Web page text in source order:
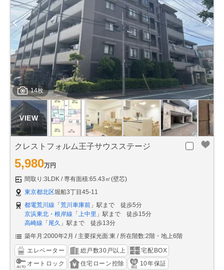
14枚
クレストフォルム王子サウスステージ
5,980万円
間取り:3LDK
専有面積:65.43㎡(壁芯)
東京都北区堀船3丁目45-11
都電荒川線 「 荒川車庫前 」駅まで 徒歩5分
京浜東北・根岸線 「 上中里 」駅まで 徒歩15分
高崎線 「 尾久 」駅まで 徒歩13分
築年月:2000年2月
主要採光面:東 所在階数:2階・地上6階
エレベーター 総戸数30戸以上
宅配BOX
オートロック
住宅ローン控除
10年保証